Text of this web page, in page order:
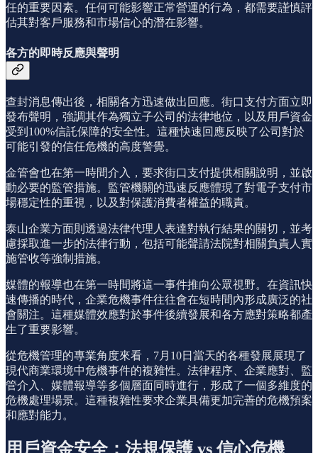
任的重要因素。任何可能影響正常營運的行為，都需要謹慎評
估其對客戶服務和市場信心的潛在影響。
各方的即時反應與聲明
查封消息傳出後，相關各方迅速做出回應。街口支付方面立即
發布聲明，強調其作為獨立子公司的法律地位，以及用戶資金
受到100%信託保障的安全性。這種快速回應反映了公司對於
可能引發的信任危機的高度警覺。
金管會也在第一時間介入，要求街口支付提供相關說明，並啟
動必要的監管措施。監管機關的迅速反應體現了對電子支付市
場穩定性的重視，以及對保護消費者權益的職責。
泰山企業方面則透過法律代理人表達對執行結果的關切，並考
慮採取進一步的法律行動，包括可能聲請法院對相關負責人實
施管收等強制措施。
媒體的報導也在第一時間將這一事件推向公眾視野。在資訊快
速傳播的時代，企業危機事件往往會在短時間內形成廣泛的社
會關注。這種媒體效應對於事件後續發展和各方應對策略都產
生了重要影響。
從危機管理的專業角度來看，7月10日當天的各種發展展現了
現代商業環境中危機事件的複雜性。法律程序、企業應對、監
管介入、媒體報導等多個層面同時進行，形成了一個多維度的
危機處理場景。這種複雜性要求企業具備更加完善的危機預案
和應對能力。
用戶資金安全：法規保護 vs 信心危機